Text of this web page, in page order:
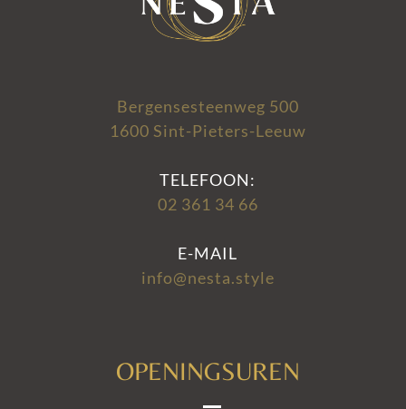
Bergensesteenweg 500
1600 Sint-Pieters-Leeuw
TELEFOON:
02 361 34 66
E-MAIL
info@nesta.style
OPENINGSUREN